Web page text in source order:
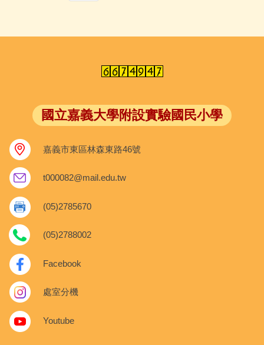
國立嘉義大學附設實驗國民小學
嘉義市東區林森東路46號
t000082@mail.edu.tw
(05)2785670
(05)2788002
Facebook
處室分機
Youtube